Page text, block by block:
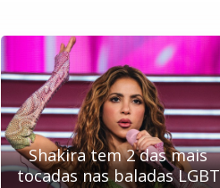
Shakira tem 2 das mais
tocadas nas baladas LGBT